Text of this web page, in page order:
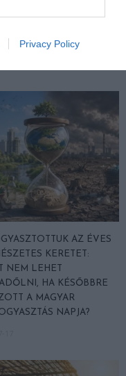
Privacy Policy
AZ ÉVES
KERETET:
NEM LEHET
HA KÉSŐBBRE
A MAGYAR
NAPJA?